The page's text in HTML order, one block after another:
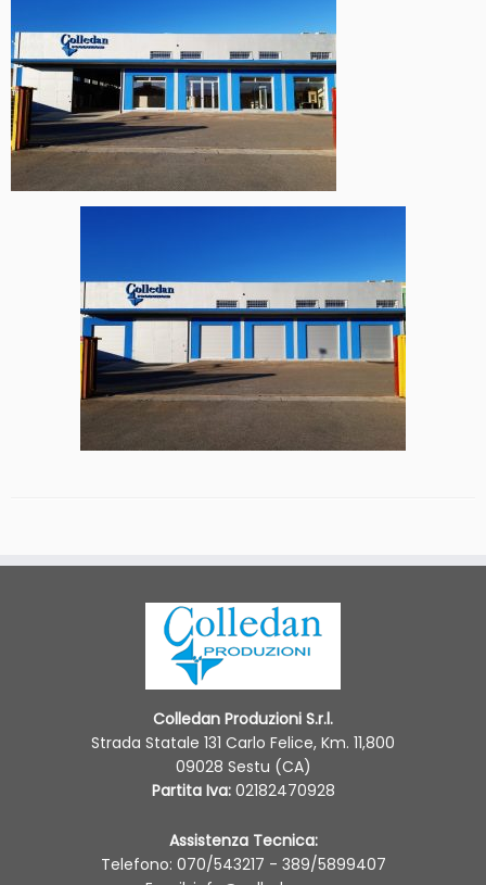
Colledan Produzioni S.r.l.
Strada Statale 131 Carlo Felice, Km. 11,800
09028 Sestu (CA)
Partita Iva:02182470928
Assistenza Tecnica:
Telefono: 070/543217 - 389/5899407